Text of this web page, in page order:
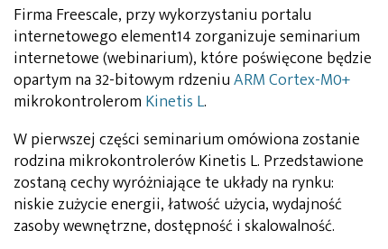
Firma Freescale, przy wykorzystaniu portalu
internetowego element14 zorganizuje seminarium
internetowe (webinarium), które poświęcone będzie
opartym na 32-bitowym rdzeniuARM Cortex-M0+
mikrokontrolerom Kinetis L.
W pierwszej części seminarium omówiona zostanie
rodzina mikrokontrolerów Kinetis L. Przedstawione
zostaną cechy wyróżniające te układy na rynku:
niskie zużycie energii, łatwość użycia, wydajność
zasoby wewnętrzne, dostępność i skalowalność.